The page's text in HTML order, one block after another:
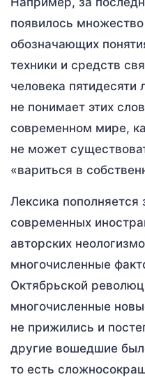
появилось
обозначающих
техники и средств
человека пятидесяти
не понимает этих
современном мире,
не может
«вариться в
Лексика пополняется
современных
авторских
многочисленные
Октябрьской
многочисленные
не прижились и
другие вошедшие
то есть